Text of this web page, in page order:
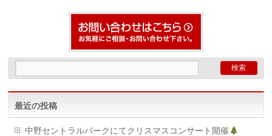
最近の投稿
中野セントラルパークにてクリスマスコンサート開催